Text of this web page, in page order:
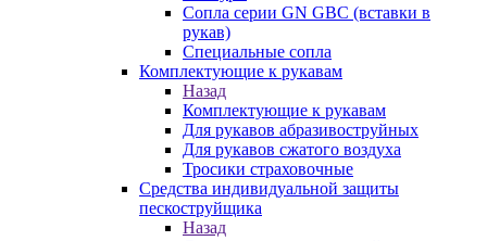
Сопла серии GN GBC (вставки в
рукав)
Специальные сопла
Комплектующие к рукавам
Назад
Комплектующие к рукавам
Для рукавов абразивоструйных
Для рукавов сжатого воздуха
Тросики страховочные
Средства индивидуальной защиты
пескоструйщика
Назад